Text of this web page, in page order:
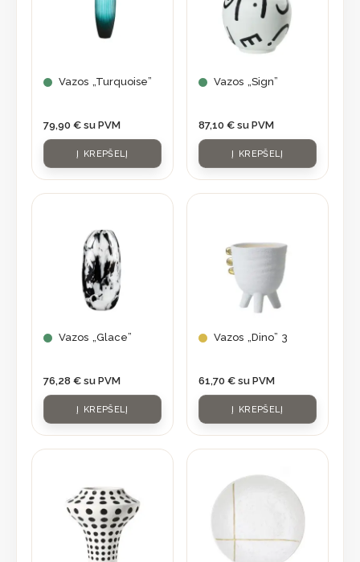
Vazos „Turquoise”
79,90 € su PVM
Į KREPŠELĮ
Vazos „Sign”
87,10 € su PVM
Į KREPŠELĮ
Vazos „Glace”
76,28 € su PVM
Į KREPŠELĮ
Vazos „Dino” 3
61,70 € su PVM
Į KREPŠELĮ